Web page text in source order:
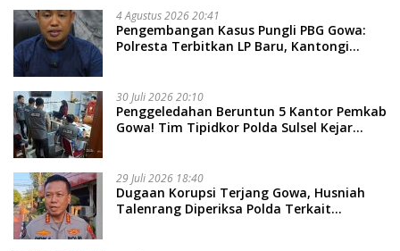
4 Agustus 2026 20:41
Pengembangan Kasus Pungli PBG Gowa:
Polresta Terbitkan LP Baru, Kantongi
30 Juli 2026 20:10
Penggeledahan Beruntun 5 Kantor Pemkab
Gowa! Tim Tipidkor Polda Sulsel Kejar
29 Juli 2026 18:40
Dugaan Korupsi Terjang Gowa, Husniah
Talenrang Diperiksa Polda Terkait